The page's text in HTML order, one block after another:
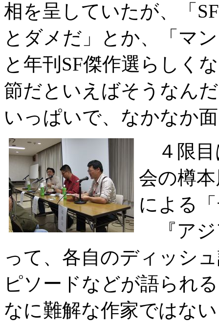
相を呈していたが、「
とダメだ」とか、「マ
と年刊SF傑作選らしく
節だといえばそうなん
いっぱいで、なかなか
４限目
会の樽
による
『アジ
って、各自のディッシ
ピソードなどが語られ
なに難解な作家ではな